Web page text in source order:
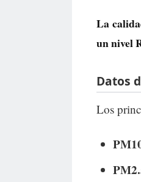
La
un nivel
Datos
Los